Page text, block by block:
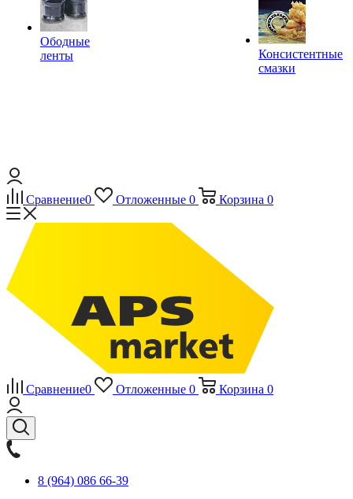
Ободные
ленты
Консистентные
смазки
Сравнение0 Отложенные 0 Корзина 0
Сравнение0 Отложенные 0 Корзина 0
8 (964) 086 66-39